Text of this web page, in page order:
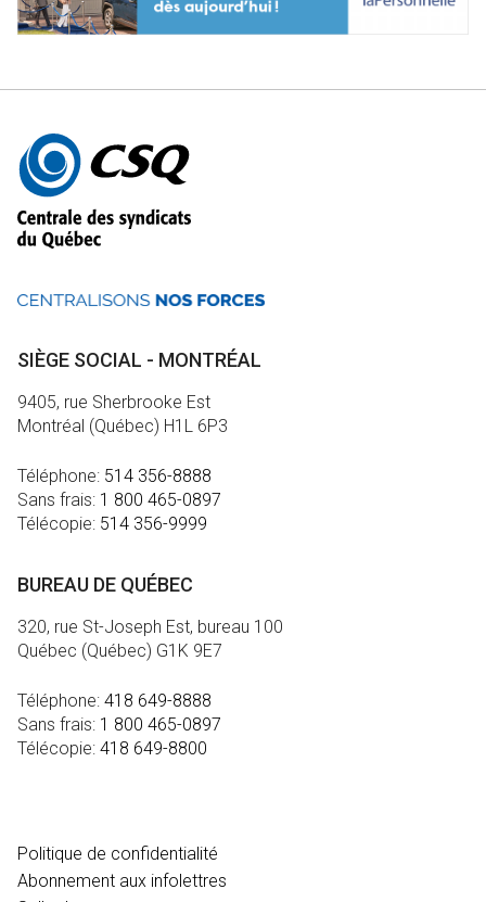
Autres
informations
SIÈGE SOCIAL - MONTRÉAL
9405, rue Sherbrooke Est
Montréal (Québec) H1L 6P3
Téléphone: 514 356-8888
Sans frais: 1 800 465-0897
Télécopie: 514 356-9999
BUREAU DE QUÉBEC
320, rue St-Joseph Est, bureau 100
Québec (Québec) G1K 9E7
Téléphone: 418 649-8888
Sans frais: 1 800 465-0897
Télécopie: 418 649-8800
Politique de confidentialité
Abonnement aux infolettres